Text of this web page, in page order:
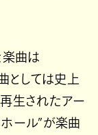
曲は
としては史上
生されたアー
ホール”が楽曲